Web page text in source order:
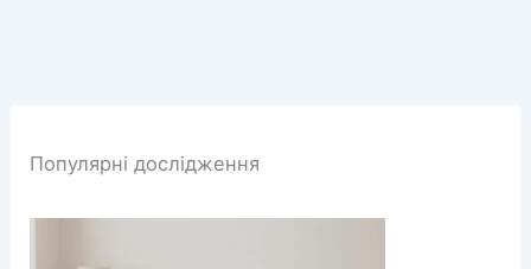
Популярні дослідження